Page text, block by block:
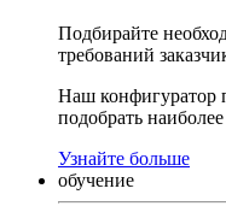
Подбирайте
требований
Наш конфигуратор
подобрать
Узнайте больше
обучение